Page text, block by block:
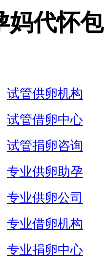
妈代怀包
试管供卵机构
试管借卵中心
试管捐卵咨询
专业供卵助孕
专业供卵公司
专业借卵机构
专业捐卵中心